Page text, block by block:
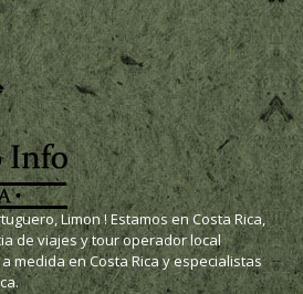
Limon ! Estamos en Costa Rica,
de viajes y tour operador local
medida en Costa Rica y especialistas